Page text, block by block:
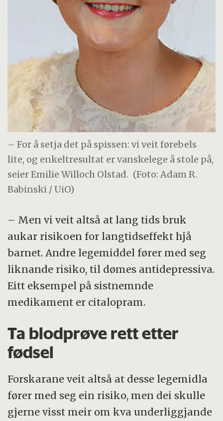
– For å setja det på spissen: vi veit førebels
lite, og enkeltresultat er vanskelege å stole på,
seier Emilie Willoch Olstad. (Foto: Adam R.
Babinski / UiO)
– Men vi veit altså at lang tids bruk
aukar risikoen for langtidseffekt hjå
barnet. Andre legemiddel fører med seg
liknande risiko, til dømes antidepressiva.
Eitt eksempel på sistnemnde
medikament er citalopram.
Ta blodprøve rett etter
fødsel
Forskarane veit altså at desse legemidla
fører med seg ein risiko, men dei skulle
gjerne visst meir om kva underliggjande